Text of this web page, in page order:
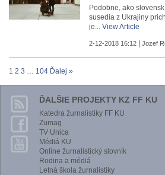
Podobne, ako
susedia z Ukrajiny
je... View Article
2-12-2018 16:12 Jozef
1 2 3 … 104 Ďalej »
ĎALŠIE PROJEKTY KZ FF KU
Katedra žurnalistiky FF KU
Zumag
TV Unica
Médiá KU
Online žurnalistický slovník
Rodina a médiá
Letná škola žurnalistiky